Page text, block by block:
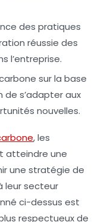
des pratiques
réussie des
l’entreprise.
sur la base
de s’adapter aux
nouvelles.
, les
atteindre une
une stratégie de
leur secteur
ci-dessus est
respectueux de